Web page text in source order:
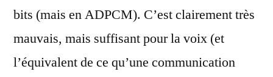
bits (mais en ADPCM). C’est clairement très
mauvais, mais suffisant pour la voix (et
l’équivalent de ce qu’une communication